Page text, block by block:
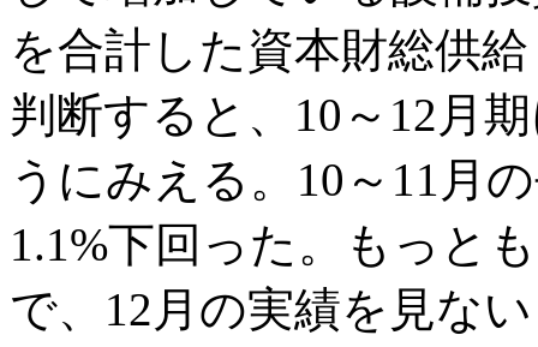
を合計した資本財総供
判断すると、10～12月
うにみえる。10～11月
1.1%下回った。もっと
で、12月の実績を見な